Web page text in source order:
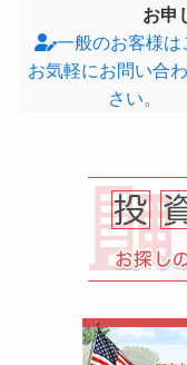
お申
一般のお客様は
お気軽にお問い合
さい。